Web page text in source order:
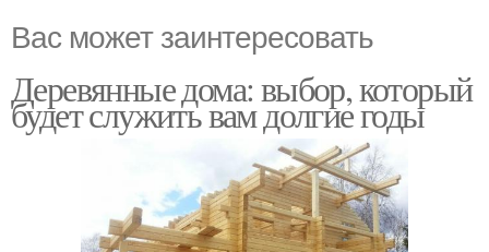
Вас может заинтересовать
Деревянные дома: выбор, который
будет служить вам долгие годы